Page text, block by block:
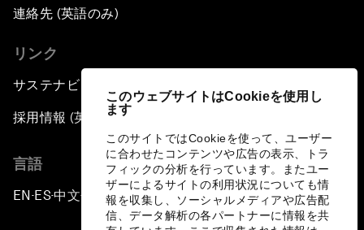
このウェブサイトはCookieを使用し
ます
このサイトではCookieを使って、ユーザー
に合わせたコンテンツや広告の表示、トラ
フィックの分析を行っています。またユー
ザーによるサイトの利用状況についても情
報を収集し、ソーシャルメディアや広告配
信、データ解析の各パートナーに情報を共
連絡先 (英語のみ)
リンク
サステナビリティへの取り組み
採用情報 (英語のみ)
言語
EN ▪ ES▪中文▪ 日本語